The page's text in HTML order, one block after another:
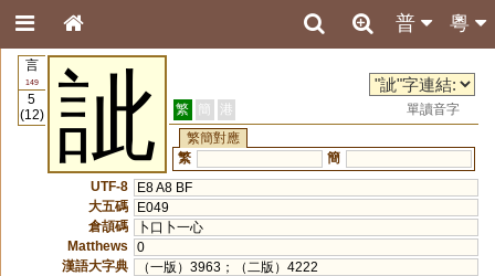
粵
普
言
149
5
(12)
訿 繁 簡 港
單讀音字
繁簡對應
繁
簡
UTF-8
E8 A8 BF
大五碼
E049
倉頡碼
卜口卜一心
Matthews
0
漢語大字典
（一版）3963；（二版）4222